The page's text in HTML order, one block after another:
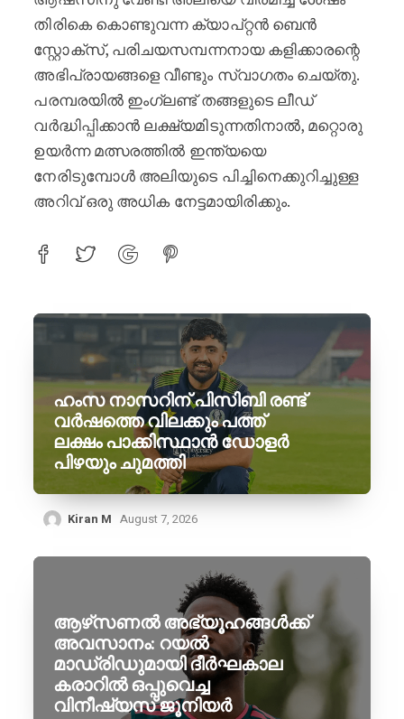
തിരികെ കൊണ്ടുവന്ന ക്യാപ്റ്റൻ ബെൻ
സ്റ്റോക്സ്, പരിചയസമ്പന്നനായ കളിക്കാരന്റെ
അഭിപ്രായങ്ങളെ വീണ്ടും സ്വാഗതം ചെയ്തു.
പരമ്പരയിൽ ഇംഗ്ലണ്ട് തങ്ങളുടെ ലീഡ്
വർദ്ധിപ്പിക്കാൻ ലക്ഷ്യമിടുന്നതിനാൽ, മറ്റൊരു
ഉയർന്ന മത്സരത്തിൽ ഇന്ത്യയെ
നേരിടുമ്പോൾ അലിയുടെ പിച്ചിനെക്കുറിച്ചുള്ള
അറിവ് ഒരു അധിക നേട്ടമായിരിക്കും.
ഹംസ നാസറിന് പിസിബി രണ്ട്
വർഷത്തെ വിലക്കും പത്ത്
ലക്ഷം പാക്കിസ്ഥാൻ ഡോളർ
പിഴയും ചുമത്തി
Kiran M August 7, 2026
ആഴ്‌സണൽ അഭ്യൂഹങ്ങൾക്ക്
അവസാനം: റയൽ
മാഡ്രിഡുമായി ദീർഘകാല
കരാറിൽ ഒപ്പുവെച്ച
വിനീഷ്യസ് ജൂനിയർ